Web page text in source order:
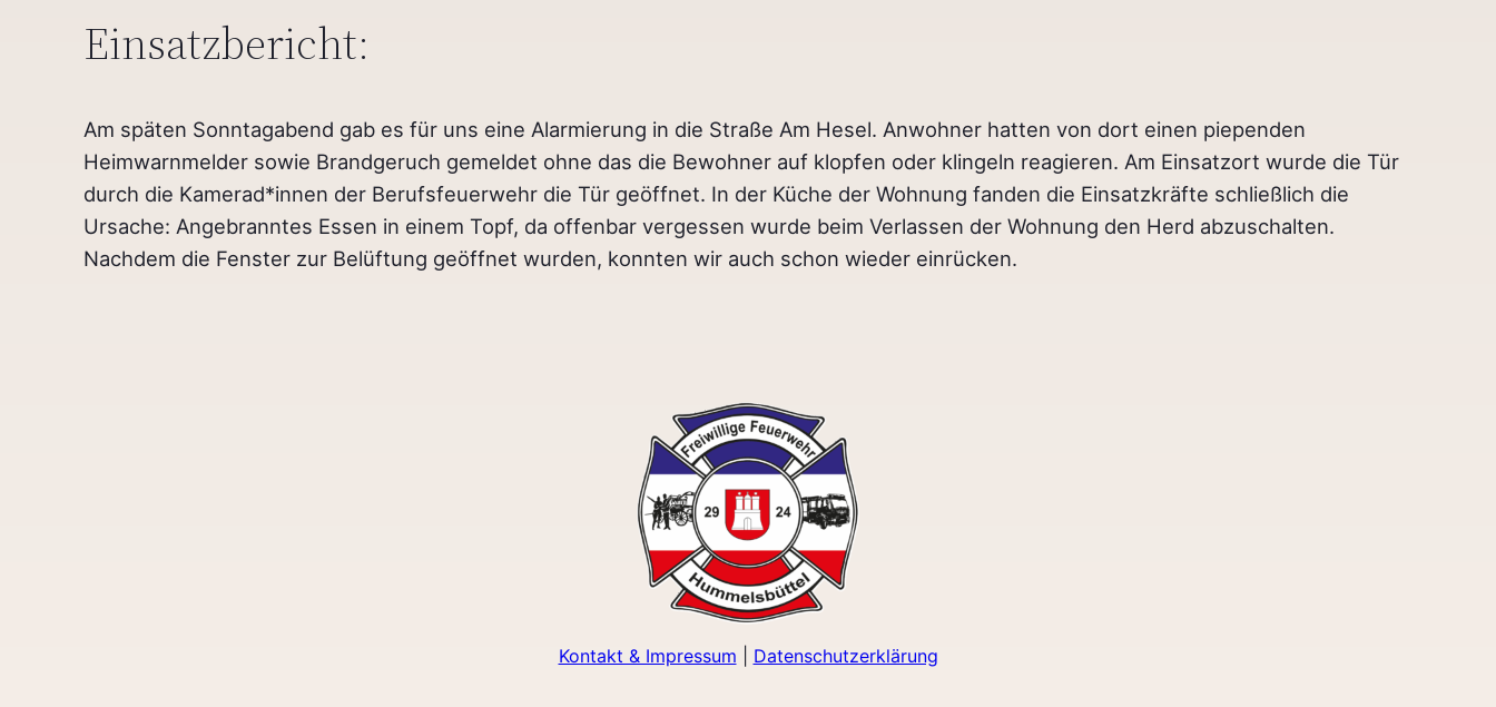
Einsatzbericht:
Am späten Sonntagabend gab es für uns eine Alarmierung in die Straße Am Hesel. Anwohner hatten von dort einen piependen
Heimwarnmelder sowie Brandgeruch gemeldet ohne das die Bewohner auf klopfen oder klingeln reagieren. Am Einsatzort wurde die Tür
durch die Kamerad*innen der Berufsfeuerwehr die Tür geöffnet. In der Küche der Wohnung fanden die Einsatzkräfte schließlich die
Ursache: Angebranntes Essen in einem Topf, da offenbar vergessen wurde beim Verlassen der Wohnung den Herd abzuschalten.
Nachdem die Fenster zur Belüftung geöffnet wurden, konnten wir auch schon wieder einrücken.
Kontakt & Impressum Datenschutzerklärung